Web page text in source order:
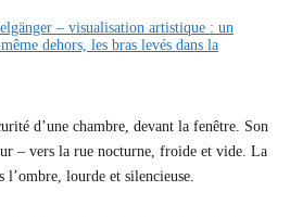
d’une chambre, devant la fenêtre. Son
– vers la rue nocturne, froide et vide. La
l’ombre, lourde et silencieuse.